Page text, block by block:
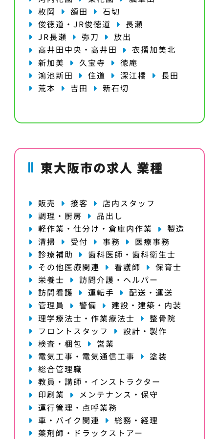
枚岡
額田
石切
俊徳道・JR俊徳道
長瀬
JR長瀬
弥刀
放出
高井田中央・高井田
衣摺加美北
新加美
久宝寺
徳庵
鴻池新田
住道 深江橋
長田
荒本
吉田 新石切
東大阪市の求人 業種
販売 接客
店内スタッフ
調理・厨房
品出し
軽作業・仕分け・倉庫内作業
製造
清掃
受付 事務
医療事務
診療補助
歯科医師・歯科衛生士
その他医療関連
看護師
保育士
栄養士
訪問介護・ヘルパー
訪問看護
運転手
配送・運送
管理員
警備
建設・建築・内装
理学療法士・作業療法士
整骨院
フロントスタッフ
設計・製作
検査・梱包
営業
電気工事・電気通信工事
塗装
総合管理職
教員・講師・インストラクター
印刷業
メンテナンス・保守
運行管理・点呼業務
車・バイク関連
総務・経理
薬剤師・ドラックストアー